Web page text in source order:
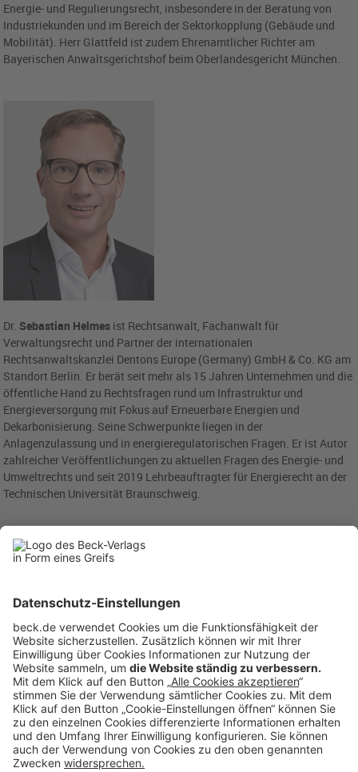
Energie- und Regulierungsrecht, insbesondere in der Beratung von
Industriekunden und im Bereich der Sektorkopplung (Gebäude und
Mobilität). Herr Glattfeld ist zudem Ehrenamtlicher Richter am
Bayerischen Anwaltsgerichtshof beim Oberlandesgericht München.
Dr. Sebastian Helmes ist Rechtsanwalt, Fachanwalt für
Verwaltungsrecht und Partner der internationalen
Rechtsanwaltskanzlei Dentons Europe (Germany) GmbH & Co. KG am
Standort Berlin. Er berät seit mehr als 15 Jahren Unternehmen und die
öffentliche Hand zu Rechtsfragen rund um Infrastruktur und
Energieversorgung mit Fokus auf Erneuerbare Energien und
Dekarbonisierung. Seine Schwerpunkte liegen in der
Anlagenzulassung und in energieregulatorischen Fragen. Er ist Autor
zahlreicher Veröffentlichungen zu aktuellen Fragen des Energie- und
Umweltrechts und seit 2019 Lehrbeauftragter für Energierecht an der
Technischen Universität Braunschweig.